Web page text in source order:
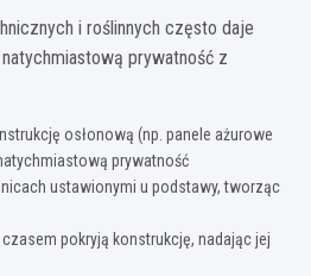
i roślinnych często daje
prywatność z
osłonową (np. panele ażurowe
prywatność
ustawionymi u podstawy, tworząc
pokryją konstrukcję, nadając jej